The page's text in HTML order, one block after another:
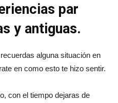
par
y antiguas.
alguna situación en
en como esto te hizo sentir.
con el tiempo dejaras de